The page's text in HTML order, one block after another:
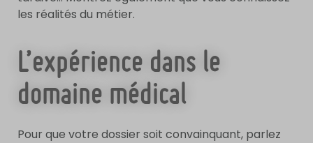
les réalités du métier.
L’expérience dans le
domaine médical
Pour que votre dossier soit convainquant, parlez